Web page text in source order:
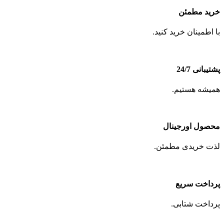
خرید مطمئن
با اطمینان خرید کنید.
پشتیبانی 24/7
همیشه هستیم.
محصول اورجینال
لذت خریدی مطمئن.
پرداخت سریع
پرداخت شتابی.